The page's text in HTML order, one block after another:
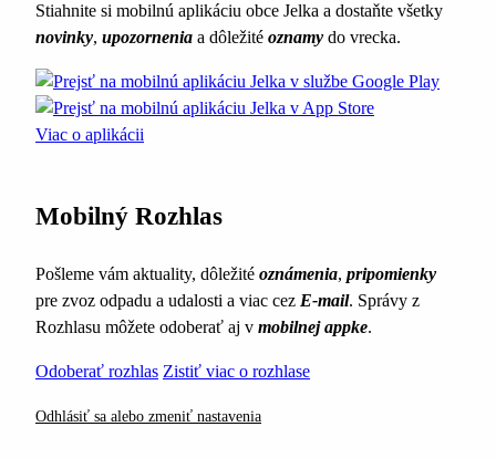
Stiahnite si mobilnú aplikáciu obce Jelka a dostaňte všetky
novinky, upozornenia a dôležité oznamy do vrecka.
Viac o aplikácii
Mobilný Rozhlas
Pošleme vám aktuality, dôležité oznámenia, pripomienky
pre zvoz odpadu a udalosti a viac cez E-mail. Správy z
Rozhlasu môžete odoberať aj v mobilnej appke.
Odoberať rozhlas Zistiť viac o rozhlase
Odhlásiť sa alebo zmeniť nastavenia